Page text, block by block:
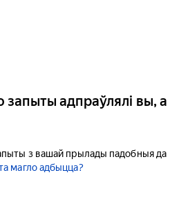
запыты адпраўлялі вы, а
з вашай прылады падобныя да
магло адбыцца?